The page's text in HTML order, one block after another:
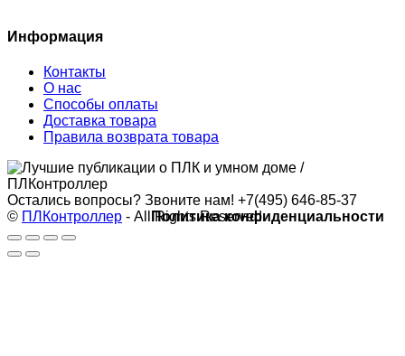
Информация
Контакты
О нас
Способы оплаты
Доставка товара
Правила возврата товара
Остались вопросы? Звоните нам! +7(495) 646-85-37
© ПЛКонтроллер - All Rights Reserved
Политика конфиденциальности